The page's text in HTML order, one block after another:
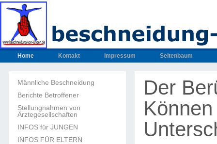
Home Kontakt Impressum Seitenbaum
Männliche Beschneidung
Berichte Betroffener
Stellungnahmen von
Ärztegesellschaften
INFOS für JUNGEN
INFOS FÜR ELTERN
Der